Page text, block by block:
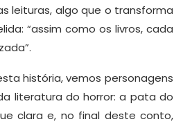
leituras, algo que o transforma
“assim como os livros, cada
história, vemos personagens
literatura do horror: a pata do
clara e, no final deste conto,